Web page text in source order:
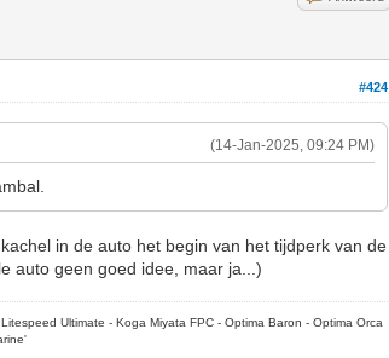
#424
(14-Jan-2025, 09:24 PM)
in de auto het begin van het tijdperk van de
auto geen goed idee, maar ja...)
Ultimate - Koga Miyata FPC - Optima Baron - Optima Orca